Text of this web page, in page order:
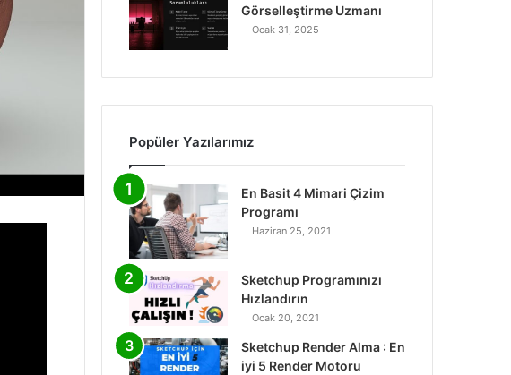
Görselleştirme Uzmanı
Ocak 31, 2025
Popüler Yazılarımız
En Basit 4 Mimari Çizim
Programı
Haziran 25, 2021
Sketchup Programınızı
Hızlandırın
Ocak 20, 2021
Sketchup Render Alma : En
iyi 5 Render Motoru